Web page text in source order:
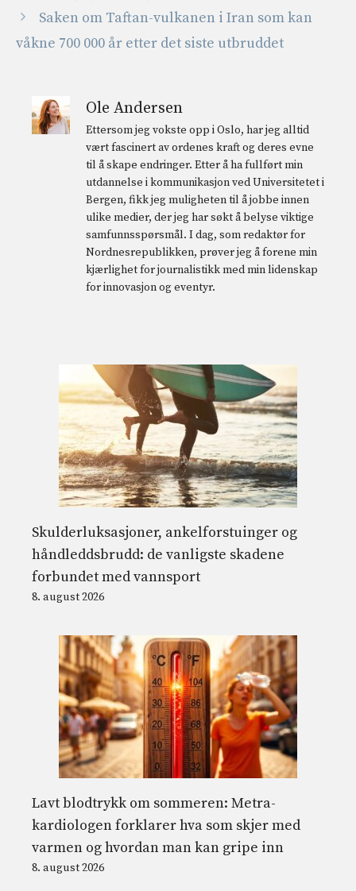
Saken om Taftan-vulkanen i Iran som kan
våkne 700 000 år etter det siste utbruddet
Ole Andersen
Ettersom jeg vokste opp i Oslo, har jeg alltid
vært fascinert av ordenes kraft og deres evne
til å skape endringer. Etter å ha fullført min
utdannelse i kommunikasjon ved Universitetet i
Bergen, fikk jeg muligheten til å jobbe innen
ulike medier, der jeg har søkt å belyse viktige
samfunnsspørsmål. I dag, som redaktør for
Nordnesrepublikken, prøver jeg å forene min
kjærlighet for journalistikk med min lidenskap
for innovasjon og eventyr.
Skulderluksasjoner, ankelforstuinger og
håndleddsbrudd: de vanligste skadene
forbundet med vannsport
8. august 2026
Lavt blodtrykk om sommeren: Metra-
kardiologen forklarer hva som skjer med
varmen og hvordan man kan gripe inn
8. august 2026